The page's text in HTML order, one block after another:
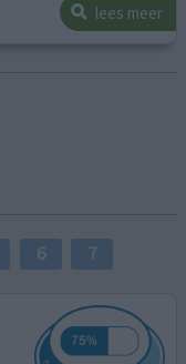
lees meer
6 7